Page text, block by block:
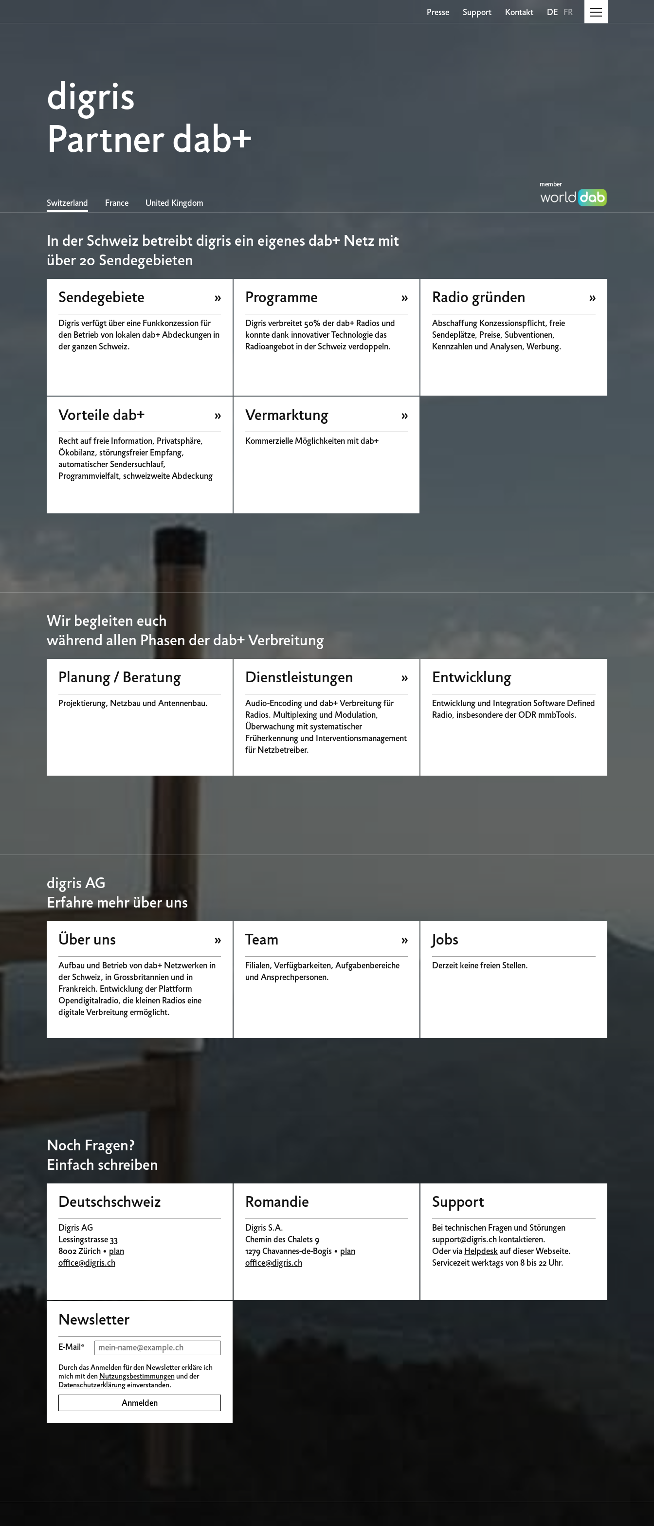
Presse Support Kontakt DE FR
digris
Partner dab+
member
Switzerland France United Kingdom
In der Schweiz betreibt digris ein eigenes dab+ Netz mit
über 20 Sendegebieten
Sendegebiete
Digris verfügt über eine Funkkonzession für
den Betrieb von lokalen dab+ Abdeckungen in
der ganzen Schweiz.
Programme
Digris verbreitet 50% der dab+ Radios und
konnte dank innovativer Technologie das
Radioangebot in der Schweiz verdoppeln.
Radio gründen
Abschaffung Konzessionspflicht, freie
Sendeplätze, Preise, Subventionen,
Kennzahlen und Analysen, Werbung.
Vorteile dab+
Recht auf freie Information, Privatsphäre,
Ökobilanz, störungsfreier Empfang,
automatischer Sendersuchlauf,
Programmvielfalt, schweizweite Abdeckung
Vermarktung
Kommerzielle Möglichkeiten mit dab+
Wir begleiten euch
während allen Phasen der dab+ Verbreitung
Planung / Beratung
Projektierung, Netzbau und Antennenbau.
Dienstleistungen
Audio-Encoding und dab+ Verbreitung für
Radios. Multiplexing und Modulation,
Überwachung mit systematischer
Früherkennung und Interventionsmanagement
für Netzbetreiber.
Entwicklung
Entwicklung und Integration Software Defined
Radio, insbesondere der ODR mmbTools.
digris AG
Erfahre mehr über uns
Über uns
Aufbau und Betrieb von dab+ Netzwerken in
der Schweiz, in Grossbritannien und in
Frankreich. Entwicklung der Plattform
Opendigitalradio, die kleinen Radios eine
digitale Verbreitung ermöglicht.
Team
Filialen, Verfügbarkeiten, Aufgabenbereiche
und Ansprechpersonen.
Jobs
Derzeit keine freien Stellen.
Noch Fragen?
Einfach schreiben
Deutschschweiz
Digris AG
Lessingstrasse 33
8002 Zürich • plan
office@digris.ch
Romandie
Digris S.A.
Chemin des Chalets 9
1279 Chavannes-de-Bogis • plan
office@digris.ch
Support
Bei technischen Fragen und Störungen
support@digris.ch kontaktieren.
Oder via Helpdeskauf dieser Webseite.
Servicezeit werktags von 8 bis 22 Uhr.
Newsletter
E-Mail*
Durch das Anmelden für den Newsletter erkläre ich
mich mit den Nutzungsbestimmungenund der
Datenschutzerklärungeinverstanden.